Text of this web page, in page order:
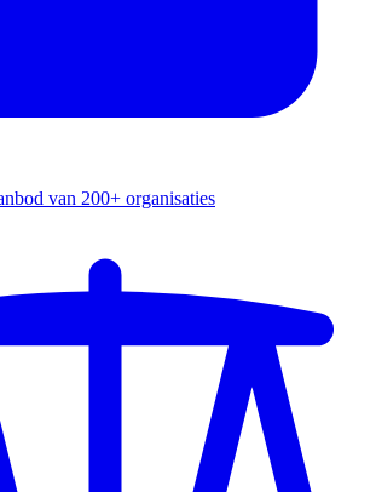
van 200+ organisaties